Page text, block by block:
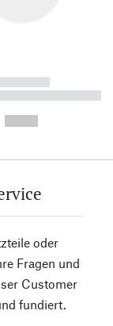
----------
oder
Fragen und
Customer
fundiert.